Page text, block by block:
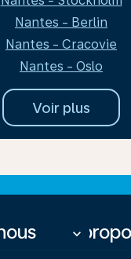
Nantes - Berlin
Nantes - Cracovie
Nantes - Oslo
Voir plus
À
keyboard_arrow_down